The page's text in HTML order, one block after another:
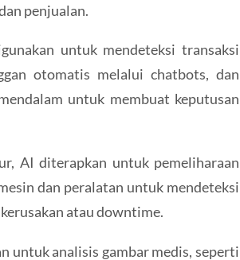
penjualan.
untuk mendeteksi transaksi
otomatis melalui chatbots, dan
untuk membuat keputusan
AI diterapkan untuk pemeliharaan
dan peralatan untuk mendeteksi
atau downtime.
untuk analisis gambar medis, seperti